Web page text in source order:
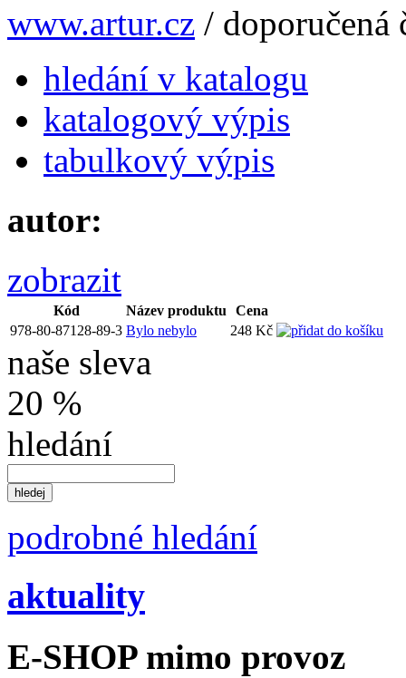
www.artur.cz / doporučená
hledání v katalogu
katalogový výpis
tabulkový výpis
autor:
zobrazit
Kód Název produktu
Cena
978-80-87128-89-3 Bylo nebylo 248 Kč
naše sleva
20 %
hledání
podrobné hledání
aktuality
E-SHOP mimo provoz